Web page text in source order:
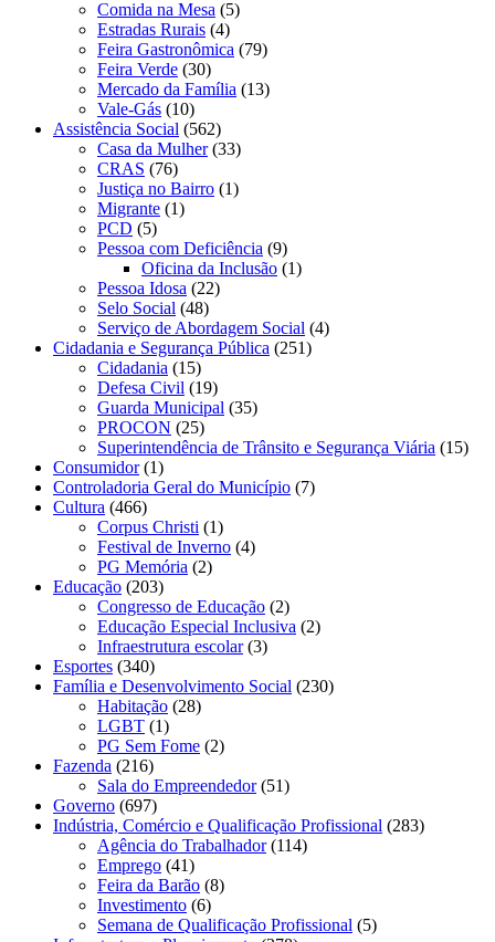
Comida na Mesa (5)
Estradas Rurais (4)
Feira Gastronômica (79)
Feira Verde (30)
Mercado da Família (13)
Vale-Gás (10)
Assistência Social (562)
Casa da Mulher(33)
CRAS (76)
Justiça no Bairro (1)
Migrante (1)
PCD (5)
Pessoa com Deficiência (9)
Oficina da Inclusão (1)
Pessoa Idosa (22)
Selo Social (48)
Serviço de Abordagem Social (4)
Cidadania e Segurança Pública (251)
Cidadania (15)
Defesa Civil (19)
Guarda Municipal (35)
PROCON (25)
Superintendência de Trânsito e Segurança Viária (15)
Consumidor(1)
Controladoria Geral do Município (7)
Cultura (466)
Corpus Christi (1)
Festival de Inverno (4)
PG Memória (2)
Educação (203)
Congresso de Educação (2)
Educação Especial Inclusiva (2)
Infraestrutura escolar(3)
Esportes (340)
Família e Desenvolvimento Social (230)
Habitação (28)
LGBT (1)
PG Sem Fome (2)
Fazenda (216)
Sala do Empreendedor(51)
Governo (697)
Indústria, Comércio e Qualificação Profissional (283)
Agência do Trabalhador(114)
Emprego (41)
Feira da Barão (8)
Investimento (6)
Semana de Qualificação Profissional (5)